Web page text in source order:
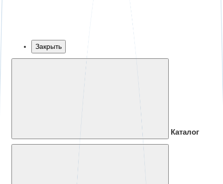
Закрыть
Каталог